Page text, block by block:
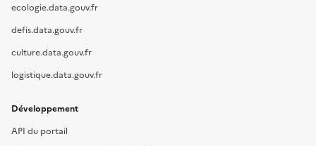
ecologie.data.gouv.fr
defis.data.gouv.fr
culture.data.gouv.fr
logistique.data.gouv.fr
Développement
API du portail